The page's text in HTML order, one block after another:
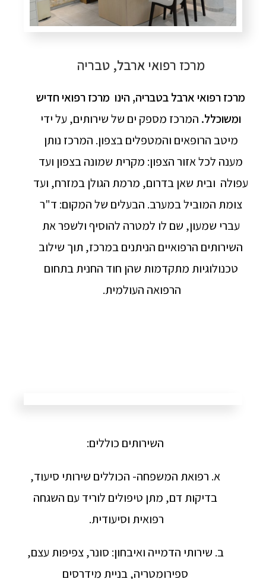
מרכז רפואי ארבל, טבריה
מרכז רפואי ארבל בטבריה, הינו מרכז רפואי חדיש
ומשוכלל. המרכז מספק ים של שירותים, על ידי
מיטב הרופאים והמטפלים בצפון. המרכז נותן
מענה לכל אזור הצפון: מקרית שמונה בצפון ועד
עפולה ובית שאן בדרום, מרמת הגולן במזרח, ועד
צומת המוביל במערב. הבעלים של המקום: ד"ר
עברי שמעון, שם לו למטרה להוסיף ולשפר את
השירותים הרפואיים הניתנים במרכז, תוך שילוב
טכנולוגיות מתקדמות שהן חוד החנית בתחום
הרפואה העולמית.
השירותים כוללים:
א. רפואת המשפחה- הכוללים שירותי סיעוד,
בדיקות דם, מתן טיפולים לוריד עם השגחה
רפואית וסיעודית.
ב. שירותי הדמייה ואיבחון: סונר, צפיפות עצם,
ספירומטריה, בניית מידרסים